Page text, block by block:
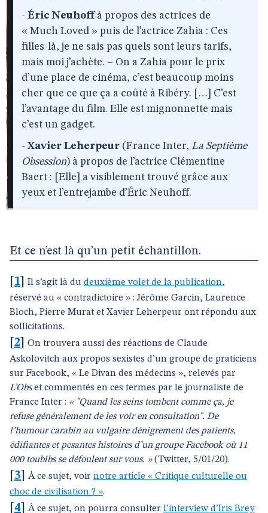
- Éric Neuhoffà propos des actrices de
« Much Loved » puis de l’actrice Zahia : Ces
filles-là, je ne sais pas quels sont leurs tarifs,
mais moi j’achète. – On a Zahia pour le prix
d’une place de cinéma, c’est beaucoup moins
cher que ce que ça a coûté à Ribéry. […] C’est
l’avantage du film. Elle est mignonnette mais
c’est un gadget.
-Xavier Leherpeur (France Inter, La Septième
Obsession) à propos de l’actrice Clémentine
Baert : [Elle] a visiblement trouvé grâce aux
yeux et l’entrejambe d’Éric Neuhoff.
Et ce n’est là qu’un petit échantillon.
1 Il s’agit là du deuxième volet de la publication,
réservé au « contradictoire » : Jérôme Garcin, Laurence
Bloch, Pierre Murat et Xavier Leherpeur ont répondu aux
sollicitations.
2
On trouvera aussi des réactions de Claude
Askolovitch aux propos sexistes d’un groupe de praticiens
sur Facebook, « Le Divan des médecins », relevés par
L’Obset commentés en ces termes par le journaliste de
France Inter : « "Quand les seins tombent comme ça, je
refuse généralement de les voir en consultation". De
l’humour carabin au vulgaire dénigrement des patients,
édifiantes et pesantes histoires d’un groupe Facebook où 11
000 toubibs se défoulent sur vous. »(Twitter, 5/01/20).
3 À ce sujet, voir notre article « Critique culturelle ou
choc de civilisation ? ».
4 À ce sujet, on pourra consulter l’interview d’Iris Brey